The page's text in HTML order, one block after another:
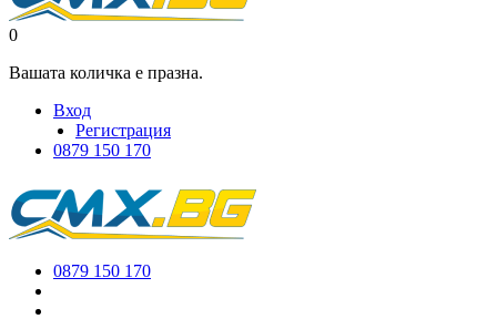
0
Вашата количка е празна.
Вход
Регистрация
0879 150 170
0879 150 170